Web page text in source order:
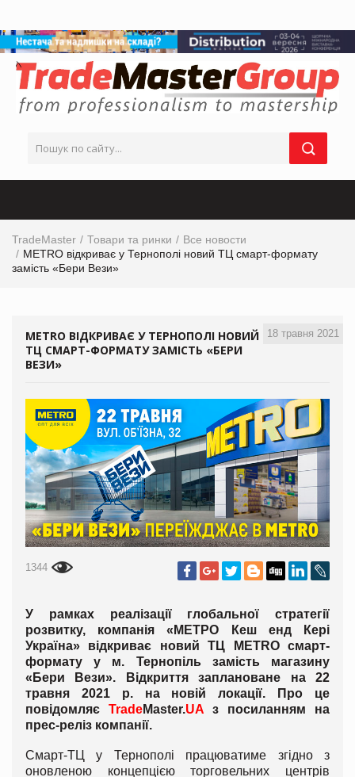
TradeMaster Товари та ринки
Все новости
METRO відкриває у Тернополі новий ТЦ смарт-формату
замість «Бери Вези»
18 травня 2021
METRO ВІДКРИВАЄ У ТЕРНОПОЛІ НОВИЙ
ТЦ СМАРТ-ФОРМАТУ ЗАМІСТЬ «БЕРИ
ВЕЗИ»
1344
У рамках реалізації глобальної стратегії
розвитку, компанія «МЕТРО Кеш енд Кері
Україна» відкриває новий ТЦ METRO смарт-
формату у м. Тернопіль замість магазину
«Бери Вези». Відкриття заплановане на 22
травня 2021 р. на новій локації. Про це
повідомляє TradeMaster.UA з посиланням на
прес-реліз компанії.
Смарт-ТЦ у Тернополі працюватиме згідно з
оновленою концепцією торговельних центрів